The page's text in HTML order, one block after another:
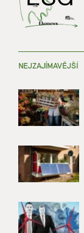
NEJZAJÍMAVĚJŠÍ